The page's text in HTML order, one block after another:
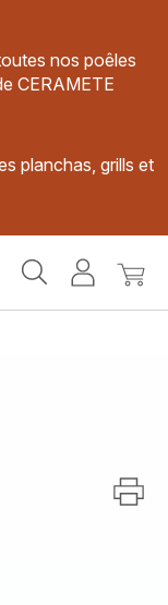
nos poêles
CERAMETE
planchas, grills et
MonMon